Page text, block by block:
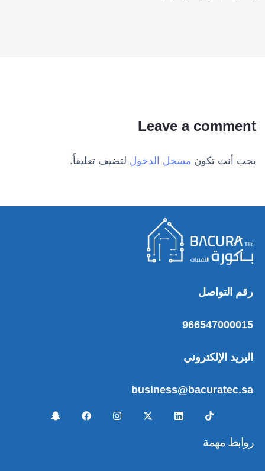
Leave a comment
يجب أنت تكون مسجل الدخول لتضيف تعليقاً.
رقم التواصل
966547000015
البريد الإلكتروني
business@bacuratec.sa
روابط مهمة